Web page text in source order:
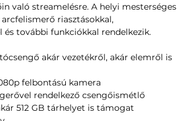
való streamelésre. A helyi mesterséges
riasztásokkal,
további funkciókkal rendelkezik.
akár vezetékről, akár elemről is
felbontású kamera
rendelkező csengőismétlő
512 GB tárhelyet is támogat